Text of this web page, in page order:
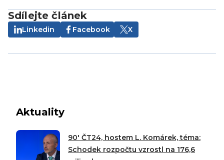
Sdílejte článek
Linkedin Facebook X
Aktuality
90′ ČT24, hostem L. Komárek, téma:
Schodek rozpočtu vzrostl na 176,6